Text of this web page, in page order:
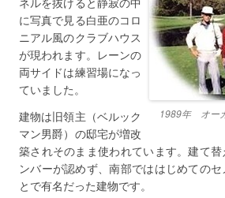
1989年 オー
に写真で見る白亜のコロ
ニアル風のクラブハウス
が現われます。レーンの
両サイドは練習場になっ
ていました。
建物は旧領主（ベルック
マン男爵）の邸宅が増改
築されそのまま使われています。建て
ンバーが認めず、南部でははじめての
とで有名だった建物です。